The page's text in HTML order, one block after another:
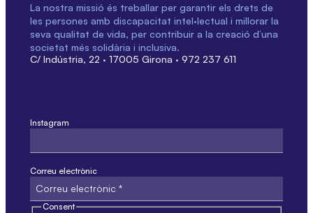
La nostra missió és treballar per garantir els drets de
les persones amb discapacitat intel·lectual i millorar la
seva qualitat de vida, per contribuir a la creació d’una
societat més solidària i inclusiva.
C/ Indústria, 22 · 17005 Girona · 972 237 611
Instagram
Correu electrònic
Consent